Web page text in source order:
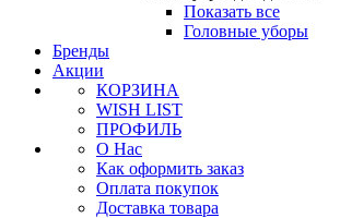
Показать все
Головные уборы
Бренды
Акции
КОРЗИНА
WISH LIST
ПРОФИЛЬ
О Нас
Как оформить заказ
Оплата покупок
Доставка товара